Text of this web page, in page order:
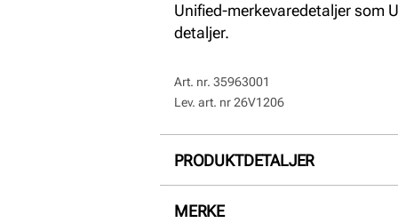
Unified-merkevaredetaljer som
detaljer.
Art. nr. 35963001
Lev. art. nr26V1206
PRODUKTDETALJER
Overdel:
MERKE